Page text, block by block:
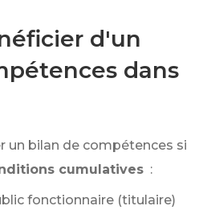
d'un
dans
un bilan de compétences si
cumulatives :
fonctionnaire (titulaire)